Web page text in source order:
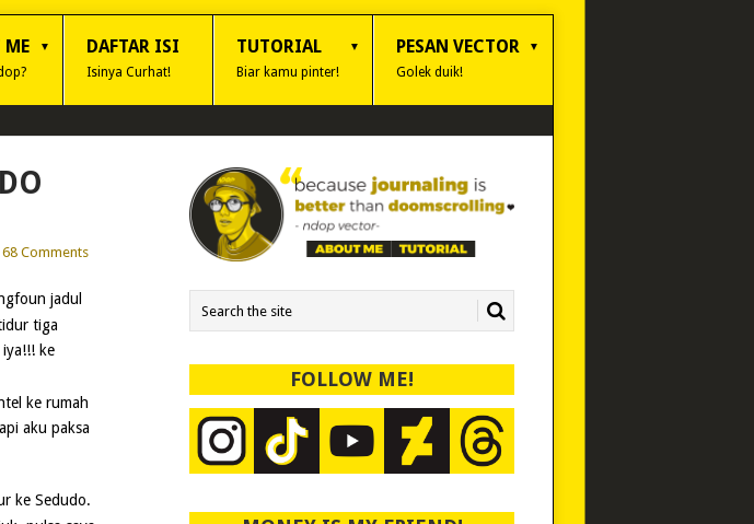
ME DAFTAR ISI
Isinya Curhat!
TUTORIAL
Biar kamu pinter!
PESAN VECTOR
Golek duik!
68 Comments
jadul
tiga
ke
ke rumah
aku paksa
ke Sedudo.
FOLLOW ME!